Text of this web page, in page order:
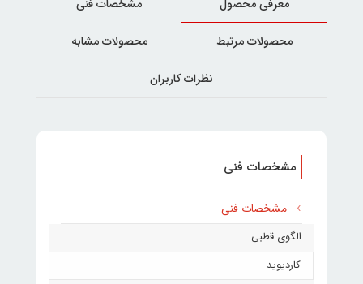
معرفی محصول مشخصات فنی
محصولات مرتبط محصولات مشابه
نظرات کاربران
مشخصات فنی
مشخصات فنی
الگوی قطبی
کاردیوید